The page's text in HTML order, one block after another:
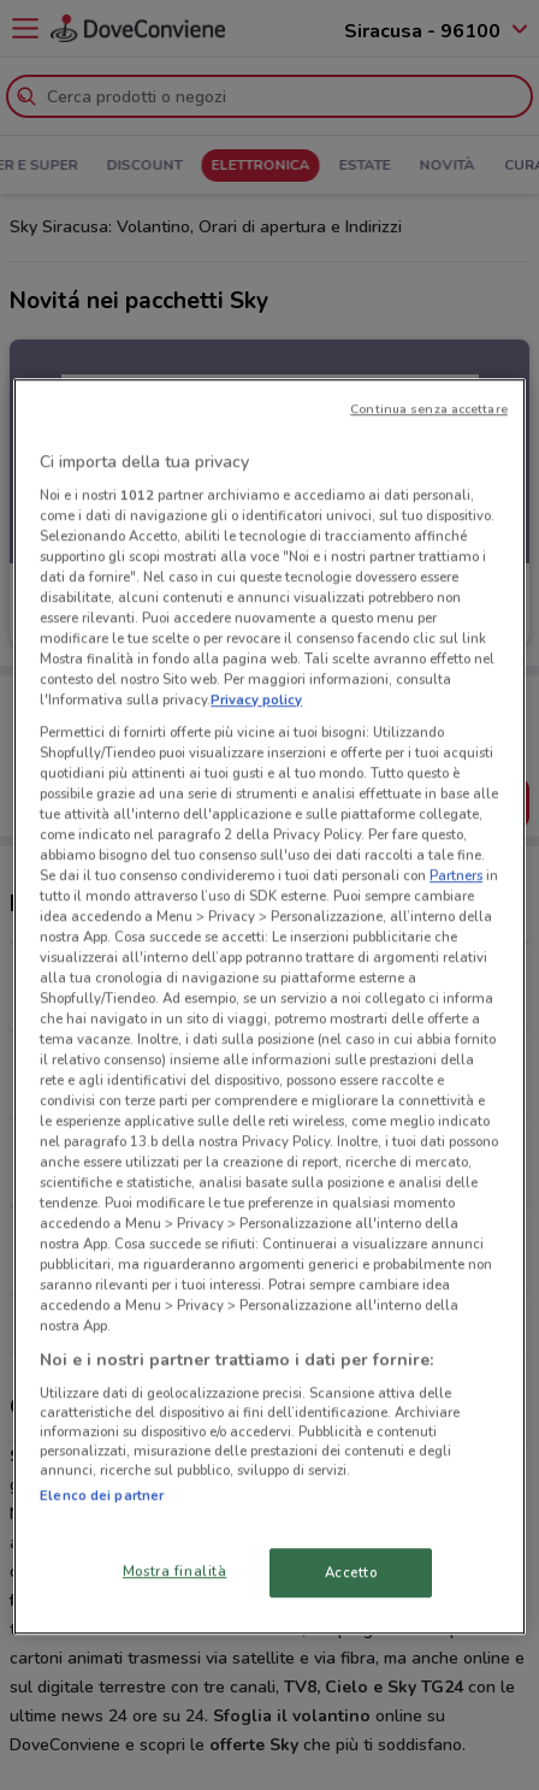
Siracusa - 96100
E SUPER DISCOUNT ELETTRONICA ESTATE NOVITÀ
Sky Siracusa: Volantino, Orari di apertura e Indirizzi
Novitá nei pacchetti Sky
Sky
Scade il 16/08
Porta DoveConviene sempre con te!
salvarle e creare la tua lista del risparmio, comodamente
dal tuo cellulare.
SCARICA L’APP
Indirizzo e negozi Sky
Via Epicarmo, 49 Siracusa
300 m
CHIUSO
Via Necropoli Del Fusco Snc Siracusa
2 km
APERTO
Viale Tica, 102 Siracusa
2 km
Corso Vittorio Emanuele, 155 Floridia
12.3 km
CHIUSO
Offerte e pacchetti Sky
Skyè la prima media company presente in Italia, facente parte del
gruppo Sky plc, leader indiscusso dell’intrattenimento in Europa.
Nata nel 2003 dalla fusione di Stream e Telepiù, inizia fin da subito
ad affermarsi nel settore televisivo italiano grazie alla moltitudine
di
servizi e canali adatti a soddisfare gli interessi di tutta la
famiglia
. Oggi propone una vastissima scelta di programmi
televisivi dalle serie Tv ai documentari, dai programmi di sport ai
cartoni animati trasmessi via satellite e via fibra, ma anche online e
sul digitale terrestre con tre canali, TV8, Cielo e Sky TG24con le
ultime news 24 ore su 24. Sfoglia il volantino online su
DoveConviene e scopri le offerte Sky che più ti soddisfano.
Ci importa della tua privacy
Noi e i nostri 1012partner archiviamo e accediamo ai dati personali,
come i dati di navigazione gli o identificatori univoci, sul tuo dispositivo.
Selezionando Accetto, abiliti le tecnologie di tracciamento affinché
supportino gli scopi mostrati alla voce "Noi e i nostri partner trattiamo i
dati da fornire". Nel caso in cui queste tecnologie dovessero essere
disabilitate, alcuni contenuti e annunci visualizzati potrebbero non
essere rilevanti. Puoi accedere nuovamente a questo menu per
modificare le tue scelte o per revocare il consenso facendo clic sul link
Mostra finalità in fondo alla pagina web. Tali scelte avranno effetto nel
contesto del nostro Sito web. Per maggiori informazioni, consulta
l'Informativa sulla privacy.Privacy policy
Permettici di fornirti offerte più vicine ai tuoi bisogni: Utilizzando
Shopfully/Tiendeo puoi visualizzare inserzioni e offerte per i tuoi acquisti
quotidiani più attinenti ai tuoi gusti e al tuo mondo. Tutto questo è
possibile grazie ad una serie di strumenti e analisi effettuate in base alle
tue attività all'interno dell'applicazione e sulle piattaforme collegate,
come indicato nel paragrafo 2 della Privacy Policy. Per fare questo,
abbiamo bisogno del tuo consenso sull'uso dei dati raccolti a tale fine.
Se dai il tuo consenso condivideremo i tuoi dati personali conPartnersin
tutto il mondo attraverso l’uso di SDK esterne. Puoi sempre cambiare
idea accedendo a Menu > Privacy > Personalizzazione, all’interno della
nostra App. Cosa succede se accetti: Le inserzioni pubblicitarie che
visualizzerai all'interno dell’app potranno trattare di argomenti relativi
alla tua cronologia di navigazione su piattaforme esterne a
Shopfully/Tiendeo. Ad esempio, se un servizio a noi collegato ci informa
che hai navigato in un sito di viaggi, potremo mostrarti delle offerte a
tema vacanze. Inoltre, i dati sulla posizione (nel caso in cui abbia fornito
il relativo consenso) insieme alle informazioni sulle prestazioni della
rete e agli identificativi del dispositivo, possono essere raccolte e
condivisi con terze parti per comprendere e migliorare la connettività e
le esperienze applicative sulle delle reti wireless, come meglio indicato
nel paragrafo 13.b della nostra Privacy Policy. Inoltre, i tuoi dati possono
anche essere utilizzati per la creazione di report, ricerche di mercato,
scientifiche e statistiche, analisi basate sulla posizione e analisi delle
tendenze. Puoi modificare le tue preferenze in qualsiasi momento
accedendo a Menu > Privacy > Personalizzazione all'interno della
nostra App. Cosa succede se rifiuti: Continuerai a visualizzare annunci
pubblicitari, ma riguarderanno argomenti generici e probabilmente non
saranno rilevanti per i tuoi interessi. Potrai sempre cambiare idea
accedendo a Menu > Privacy > Personalizzazione all'interno della
nostra App.
Noi e i nostri partner trattiamo i dati per fornire:
Utilizzare dati di geolocalizzazione precisi. Scansione attiva delle
caratteristiche del dispositivo ai fini dell’identificazione. Archiviare
informazioni su dispositivo e/o accedervi. Pubblicità e contenuti
personalizzati, misurazione delle prestazioni dei contenuti e degli
annunci, ricerche sul pubblico, sviluppo di servizi.
Elenco dei partner
Mostra finalità Accetto
Continua senza accettare